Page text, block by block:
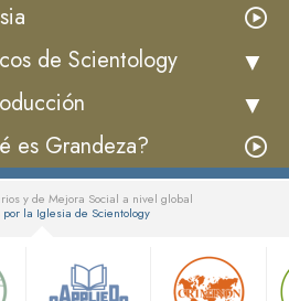
de Scientology
es Grandeza?
y de Mejora Social a nivel global
por la Iglesia de Scientology